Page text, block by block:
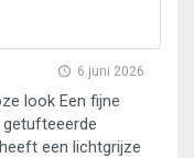
6 juni 2026
look Een fijne
een lichtgrijze